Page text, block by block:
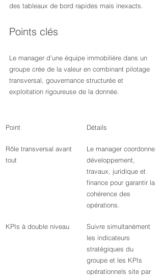
des tableaux de bord rapides mais inexacts.
Points clés
Le manager d’une équipe immobilière dans un
groupe crée de la valeur en combinant pilotage
transversal, gouvernance structurée et
exploitation rigoureuse de la donnée.
Point Détails
Rôle transversal avant
tout
Le manager coordonne
développement,
travaux, juridique et
finance pour garantir la
cohérence des
opérations.
KPIs à double niveau
Suivre simultanément
les indicateurs
stratégiques du
groupe et les KPIs
opérationnels site par